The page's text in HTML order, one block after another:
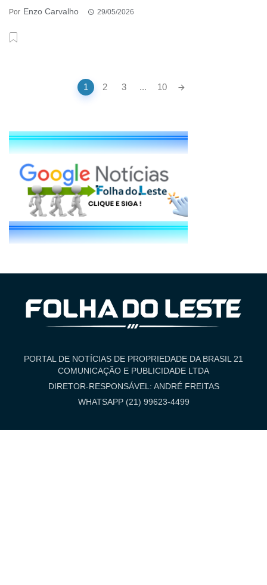
Por Enzo Carvalho 29/05/2026
1 2 3 ... 10
PORTAL DE NOTÍCIAS DE PROPRIEDADE DA BRASIL 21
COMUNICAÇÃO E PUBLICIDADE LTDA
DIRETOR-RESPONSÁVEL: ANDRÉ FREITAS
WHATSAPP (21) 99623-4499